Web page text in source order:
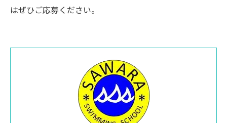
はぜひご応募ください。